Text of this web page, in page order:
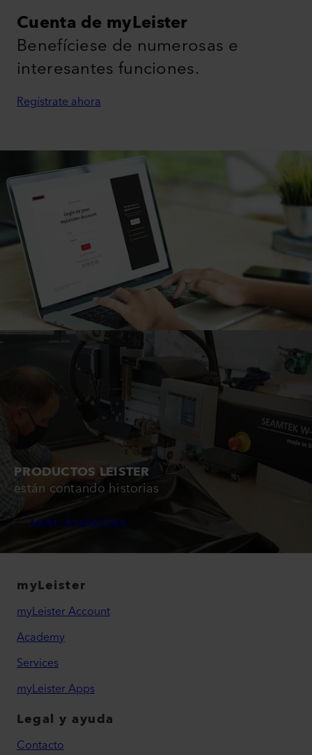
Cuenta de myLeister
Benefíciese de numerosas e
interesantes funciones.
Regístrate ahora
PRODUCTOS LEISTER
están contando historias
Leer historias
myLeister
myLeister Account
Academy
Services
myLeister Apps
Legal y ayuda
Contacto